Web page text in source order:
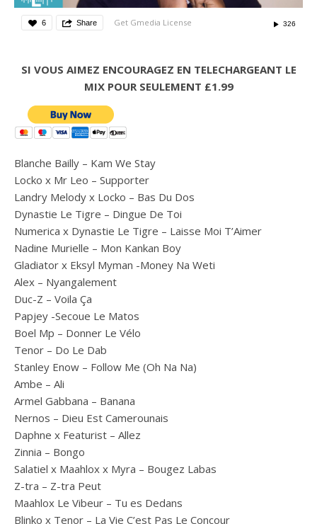
326
6 Share Get Gmedia License
SI VOUS AIMEZ ENCOURAGEZ EN TELECHARGEANT LE
MIX POUR SEULEMENT £1.99
Blanche Bailly – Kam We Stay
Locko x Mr Leo – Supporter
Landry Melody x Locko – Bas Du Dos
Dynastie Le Tigre – Dingue De Toi
Numerica x Dynastie Le Tigre – Laisse Moi T’Aimer
Nadine Murielle – Mon Kankan Boy
Gladiator x Eksyl Myman -Money Na Weti
Alex – Nyangalement
Duc-Z – Voila Ça
Papjey -Secoue Le Matos
Boel Mp – Donner Le Vélo
Tenor – Do Le Dab
Stanley Enow – Follow Me (Oh Na Na)
Ambe – Ali
Armel Gabbana – Banana
Nernos – Dieu Est Camerounais
Daphne x Featurist – Allez
Zinnia – Bongo
Salatiel x Maahlox x Myra – Bougez Labas
Z-tra – Z-tra Peut
Maahlox Le Vibeur – Tu es Dedans
Blinko x Tenor – La Vie C’est Pas Le Concour